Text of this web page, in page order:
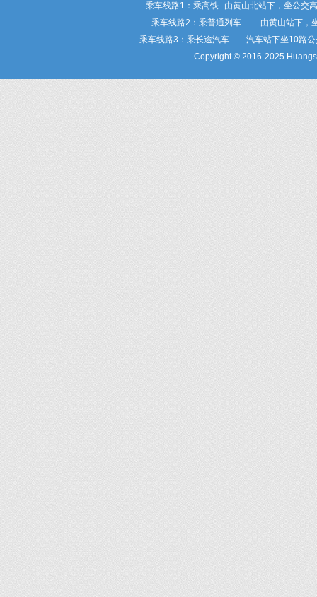
乘车线路1：乘高铁--由黄山北站下，坐公交
乘车线路2：乘普通列车—— 由黄山站下，
乘车线路3：乘长途汽车——汽车站下坐10路公
Copyright © 2016-2025